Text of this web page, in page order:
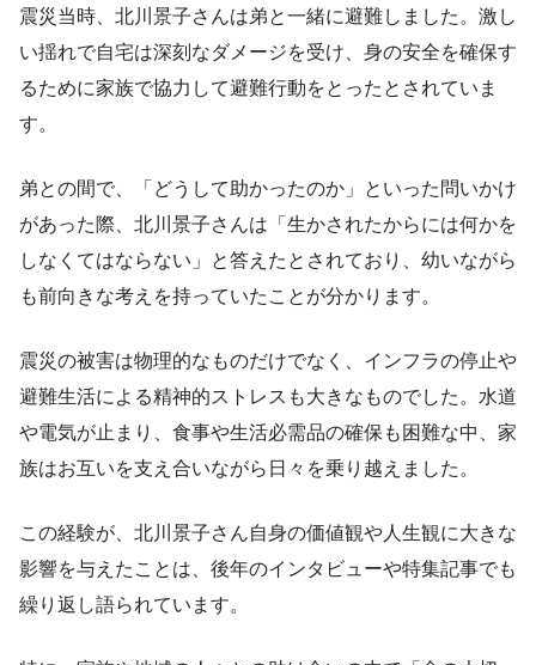
震災当時、北川景子さんは弟と一緒に避難しました。激し
い揺れで自宅は深刻なダメージを受け、身の安全を確保す
るために家族で協力して避難行動をとったとされていま
す。
弟との間で、「どうして助かったのか」といった問いかけ
があった際、北川景子さんは「生かされたからには何かを
しなくてはならない」と答えたとされており、幼いながら
も前向きな考えを持っていたことが分かります。
震災の被害は物理的なものだけでなく、インフラの停止や
避難生活による精神的ストレスも大きなものでした。水道
や電気が止まり、食事や生活必需品の確保も困難な中、家
族はお互いを支え合いながら日々を乗り越えました。
この経験が、北川景子さん自身の価値観や人生観に大きな
影響を与えたことは、後年のインタビューや特集記事でも
繰り返し語られています。